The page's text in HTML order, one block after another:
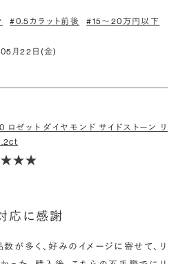
#0.5カラット前後 #15〜20万円以下
月22日(金)
ロゼット ダイヤモンド サイドストーン リ
応に感謝
が多く、好みのイメージに寄せて、リ